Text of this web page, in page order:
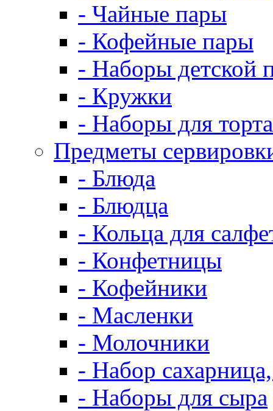
- Чайные пары
- Кофейные пары
- Наборы детской
- Кружки
- Наборы для торта
Предметы
- Блюда
- Блюдца
- Кольца для
- Конфетницы
- Кофейники
- Масленки
- Молочники
- Набор
- Наборы для сыра